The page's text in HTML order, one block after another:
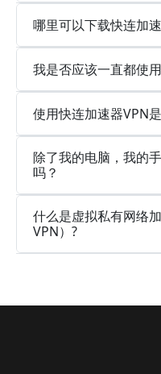
哪里可以下载快连加
我是否应该一直都使
使用快连加速器VPN
除了我的电脑，我的
吗？
什么是虚拟私有网络
VPN）?